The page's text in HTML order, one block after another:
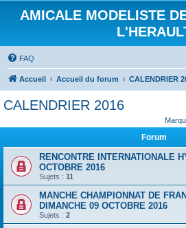
AMICALE MODELISTE
FAQ
Accueil Accueil du forum CALENDRIER
CALENDRIER 2016
Forum
RENCONTRE INTERNATIONALE
OCTOBRE 2016
Sujets : 11
MANCHE CHAMPIONNAT DE
DIMANCHE 09 OCTOBRE 2016
Sujets : 2